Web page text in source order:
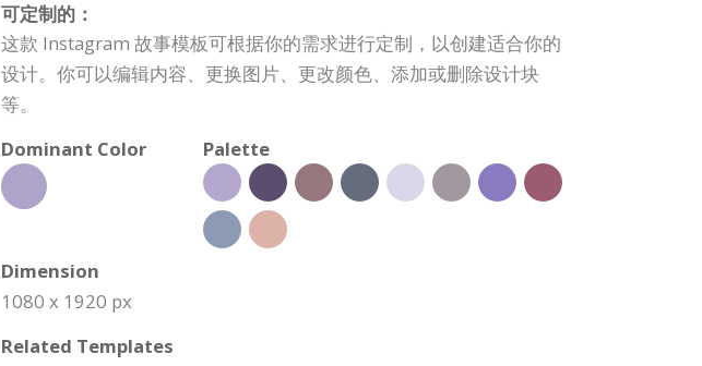
可定制的：
这款 Instagram 故事模板可根据你的需求进行定制，以创建适合你的
设计。你可以编辑内容、更换图片、更改颜色、添加或删除设计块
等。
Dominant Color
Palette
Dimension
1080 x 1920 px
Related Templates